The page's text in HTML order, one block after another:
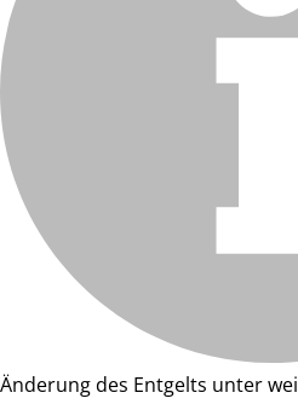
Änderung des Entgelts unter